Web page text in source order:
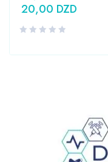
20,00 DZD